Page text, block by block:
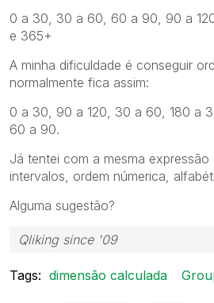
0 a 30, 30 a 60, 60 a 90, 90 a
e 365+
A minha dificuldade é conseguir
normalmente fica assim:
0 a 30, 90 a 120, 30 a 60, 180 a
60 a 90.
Já tentei com a mesma
intervalos, ordem númerica,
Alguma sugestão?
Qliking since '09
Tags: dimensão calculada